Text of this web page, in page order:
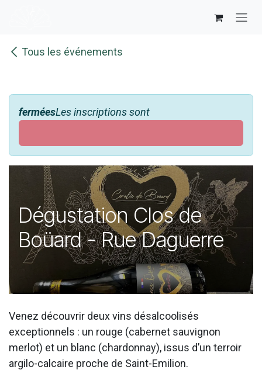
Tous les événements
ferméesLes inscriptions sont
Dégustation Clos de
Boüard - Rue Daguerre
Venez découvrir deux vins désalcoolisés
exceptionnels : un rouge (cabernet sauvignon
merlot) et un blanc (chardonnay), issus d’un terroir
argilo-calcaire proche de Saint-Emilion.